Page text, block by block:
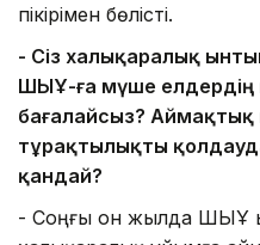
пікірімен бөлісті.
- Сіз халықаралық
ШЫҰ-ға мүше елдердің
бағалайсыз? Аймақтық
тұрақтылықты
қандай?
- Соңғы он жылда ШЫҰ